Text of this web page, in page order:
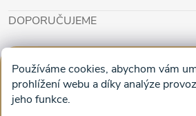
Používáme cookies, abychom vám
prohlížení webu a díky analýze
jeho funkce.
DOPORUČUJEME
Obrazy na plátně na zeď a stěnu do
Facebook